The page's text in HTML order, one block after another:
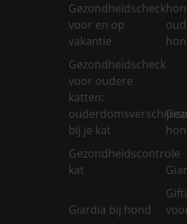
Gezondheidscheck
voor en op
vakantie
Gezondheidscheck
voor oudere
katten:
bij je kat
Gezondheidscontrole
kat
Giardia bij hond